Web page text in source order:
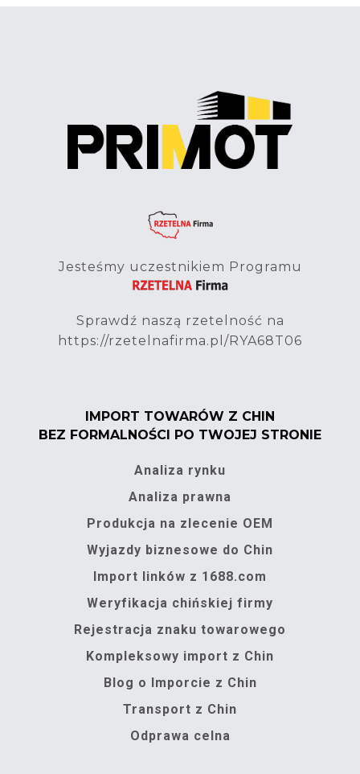
Jesteśmy uczestnikiem Programu
Sprawdź naszą rzetelność na
https://rzetelnafirma.pl/RYA68T06
IMPORT TOWARÓW Z CHIN
BEZ FORMALNOŚCI PO TWOJEJ STRONIE
Analiza rynku
Analiza prawna
Produkcja na zlecenie OEM
Wyjazdy biznesowe do Chin
Import linków z 1688.com
Weryfikacja chińskiej firmy
Rejestracja znaku towarowego
Kompleksowy import z Chin
Blog o Imporcie z Chin
Transport z Chin
Odprawa celna